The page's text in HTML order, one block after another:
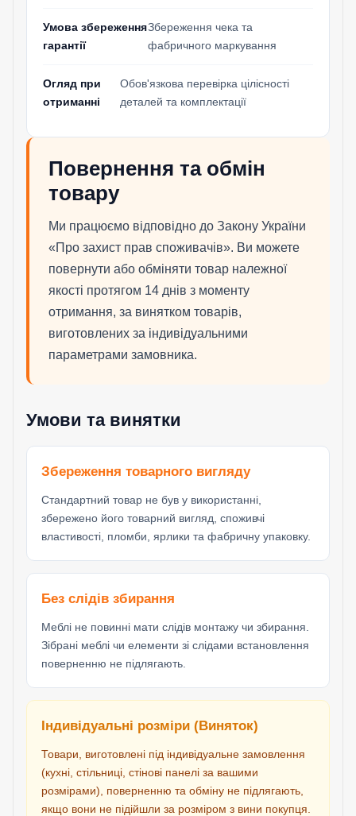
Умова збереження
гарантії
Збереження чека та
фабричного маркування
Огляд при
отриманні
Обов'язкова перевірка цілісності
деталей та комплектації
Повернення та обмін
товару
Ми працюємо відповідно до Закону України
«Про захист прав споживачів». Ви можете
повернути або обміняти товар належної
якості протягом 14 днів з моменту
отримання, за винятком товарів,
виготовлених за індивідуальними
параметрами замовника.
Умови та винятки
Збереження товарного вигляду
Стандартний товар не був у використанні,
збережено його товарний вигляд, споживчі
властивості, пломби, ярлики та фабричну упаковку.
Без слідів збирання
Меблі не повинні мати слідів монтажу чи збирання.
Зібрані меблі чи елементи зі слідами встановлення
поверненню не підлягають.
Індивідуальні розміри (Виняток)
Товари, виготовлені під індивідуальне замовлення
(кухні, стільниці, стінові панелі за вашими
розмірами), поверненню та обміну не підлягають,
якщо вони не підійшли за розміром з вини покупця.